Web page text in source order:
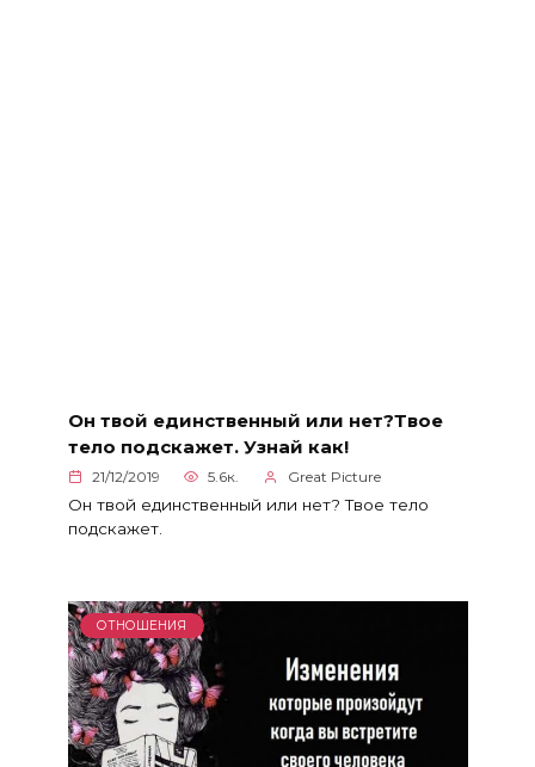
Он твой единственный или нет?Твое
тело подскажет. Узнай как!
21/12/2019 5.6к. Great Picture
Он твой единственный или нет? Твое тело
подскажет.
ОТНОШЕНИЯ